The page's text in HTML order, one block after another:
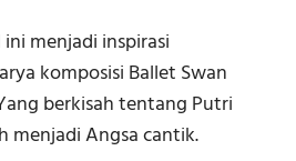
menjadi inspirasi
komposisi Ballet Swan
berkisah tentang Putri
Angsa cantik.